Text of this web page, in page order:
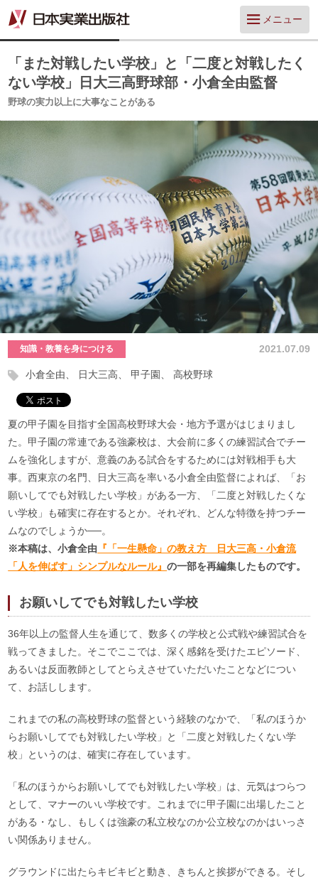
メニュー
「また対戦したい学校」と「二度と対戦したく
ない学校」日大三高野球部・小倉全由監督
野球の実力以上に大事なことがある
2021.07.09
知識・教養を身につける
小倉全由 日大三高 甲子園 高校野球
夏の甲子園を目指す全国高校野球大会・地方予選がはじまりまし
た。甲子園の常連である強豪校は、大会前に多くの練習試合でチー
ムを強化しますが、意義のある試合をするためには対戦相手も大
事。西東京の名門、日大三高を率いる小倉全由監督によれば、「お
願いしてでも対戦したい学校」がある一方、「二度と対戦したくな
い学校」も確実に存在するとか。それぞれ、どんな特徴を持つチー
ムなのでしょうか──。
※本稿は、小倉全由 『「一生懸命」の教え方 日大三高・小倉流
「人を伸ばす」シンプルなルール』の一部を再編集したものです。
お願いしてでも対戦したい学校
36年以上の監督人生を通じて、数多くの学校と公式戦や練習試合を
戦ってきました。そこでここでは、深く感銘を受けたエピソード、
あるいは反面教師としてとらえさせていただいたことなどについ
て、お話しします。
これまでの私の高校野球の監督という経験のなかで、「私のほうか
らお願いしてでも対戦したい学校」と「二度と対戦したくない学
校」というのは、確実に存在しています。
「私のほうからお願いしてでも対戦したい学校」は、元気はつらつ
として、マナーのいい学校です。これまでに甲子園に出場したこと
がある・なし、もしくは強豪の私立校なのか公立校なのかはいっさ
い関係ありません。
グラウンドに出たらキビキビと動き、きちんと挨拶ができる。そし